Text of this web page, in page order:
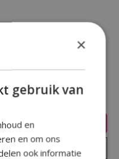
is
×
gebruik van
en
en om ons
ook informatie